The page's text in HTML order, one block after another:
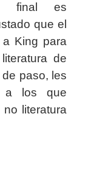
final es
que el
King para
de
paso, les
a los que
literatura